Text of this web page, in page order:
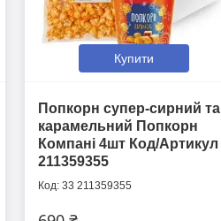
Купити
Попкорн супер-сирний та
карамельний Попкорн
Компані 4шт Код/Артикул
211359355
33 211359355